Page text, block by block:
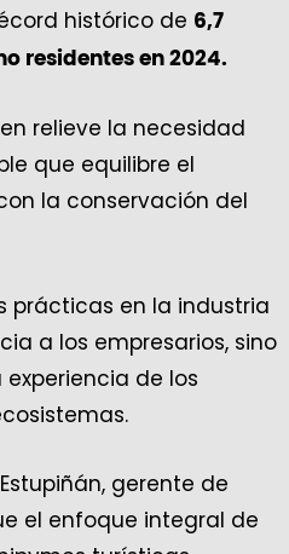
histórico de 6,7
residentes en 2024.
relieve la necesidad
que equilibre el
la conservación del
prácticas en la industria
a los empresarios, sino
de los
gerente de
el enfoque integral de